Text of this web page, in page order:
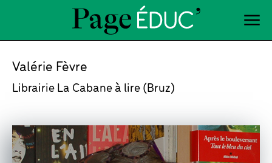
Valérie Fèvre
Librairie La Cabane à lire (Bruz)